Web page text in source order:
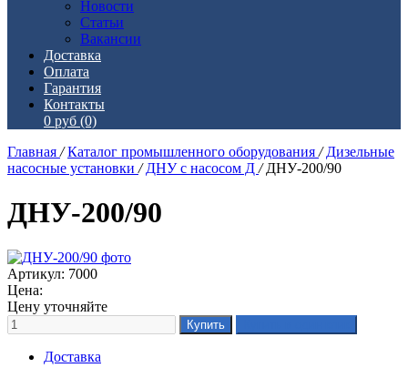
Новости
Статьи
Вакансии
Доставка
Оплата
Гарантия
Контакты
0 руб (0)
Главная / Каталог промышленного оборудования / Дизельные
насосные установки / ДНУ с насосом Д / ДНУ-200/90
ДНУ-200/90
Артикул: 7000
Цена:
Цену уточняйте
Доставка